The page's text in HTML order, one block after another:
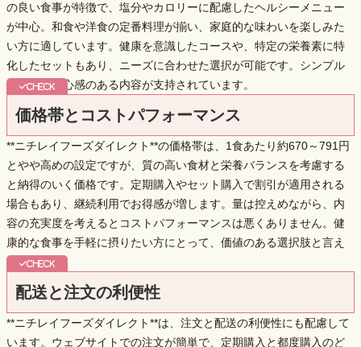
の良い食事が特徴で、塩分やカロリーに配慮したヘルシーメニュー
が中心。和食や洋食の定番料理が揃い、家庭的な味わいを楽しみた
い方に適しています。健康を意識したコースや、特定の栄養素に特
化したセットもあり、ニーズに合わせた選択が可能です。シンプル
ながらも安心感のある内容が支持されています。
価格帯とコストパフォーマンス
**ニチレイフーズダイレクト**の価格帯は、1食あたり約670～791円
とやや高めの設定ですが、 質の高い食材と栄養バランスを考慮する
と納得のいく価格です。定期購入やセット購入で割引が適用される
場合もあり、継続利用でお得感が増します。量は控えめながら、内
容の充実度を考えるとコストパフォーマンスは悪くありません。健
康的な食事を手軽に摂りたい方にとって、価値のある選択肢と言え
るでしょう。
配送と注文の利便性
**ニチレイフーズダイレクト**は、注文と配送の利便性にも配慮して
います。ウェブサイトでの注文が簡単で、定期購入と都度購入のど